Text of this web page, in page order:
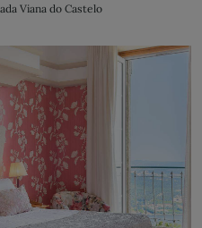
Viana do Castelo